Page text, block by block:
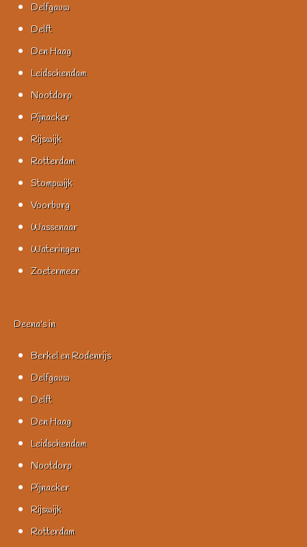
Delfgauw
Delft
Den Haag
Leidschendam
Nootdorp
Pijnacker
Rijswijk
Rotterdam
Stompwijk
Voorburg
Wassenaar
Wateringen
Zoetermeer
Deena's in
Berkel en Rodenrijs
Delfgauw
Delft
Den Haag
Leidschendam
Nootdorp
Pijnacker
Rijswijk
Rotterdam